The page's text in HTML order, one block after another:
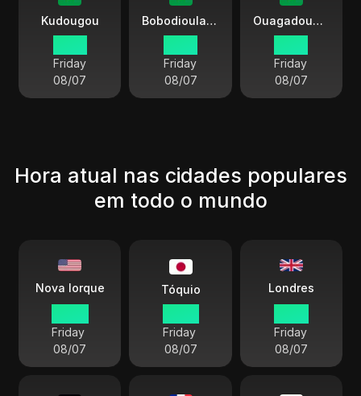
Kudougou
Friday
08/07
Bobodioulasso
Friday
08/07
Ouagadougou
Friday
08/07
Hora atual nas cidades populares
em todo o mundo
Nova Iorque
Friday
08/07
Tóquio
Friday
08/07
Londres
Friday
08/07